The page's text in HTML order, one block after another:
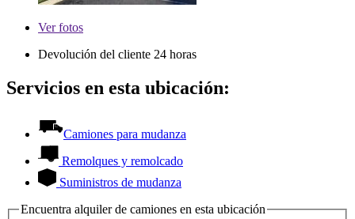
Verfotos
Devolución del cliente 24 horas
Servicios en esta ubicación:
Camiones para mudanza
Remolques y remolcado
Suministros de mudanza
Encuentra alquiler de camiones en esta ubicación